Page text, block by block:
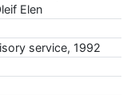
Elen
service, 1992